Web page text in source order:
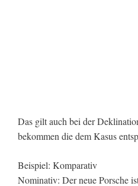
Das gilt auch bei der
bekommen die dem Kasus
Beispiel: Komparativ
Nominativ: Der neue Porsche